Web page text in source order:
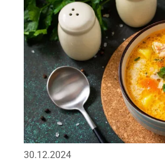
30.12.2024